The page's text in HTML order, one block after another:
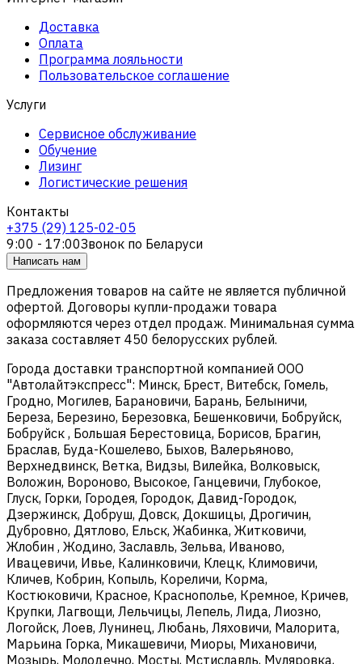
Доставка
Оплата
Программа лояльности
Пользовательское соглашение
Услуги
Сервисное обслуживание
Обучение
Лизинг
Логистические решения
Контакты
+375 (29) 125-02-05
9:00 - 17:00Звонок по Беларуси
Написать нам
Предложения товаров на сайте не является публичной
офертой. Договоры купли-продажи товара
оформляются через отдел продаж. Минимальная сумма
заказа составляет 450 белорусских рублей.
Города доставки транспортной компанией ООО
"Автолайтэкспресс": Минск, Брест, Витебск, Гомель,
Гродно, Могилев, Барановичи, Барань, Белыничи,
Береза, Березино, Березовка, Бешенковичи, Бобруйск,
Бобруйск , Большая Берестовица, Борисов, Брагин,
Браслав, Буда-Кошелево, Быхов, Валерьяново,
Верхнедвинск, Ветка, Видзы, Вилейка, Волковыск,
Воложин, Вороново, Высокое, Ганцевичи, Глубокое,
Глуск, Горки, Городея, Городок, Давид-Городок,
Дзержинск, Добруш, Довск, Докшицы, Дрогичин,
Дубровно, Дятлово, Ельск, Жабинка, Житковичи,
Жлобин , Жодино, Заславль, Зельва, Иваново,
Ивацевичи, Ивье, Калинковичи, Клецк, Климовичи,
Кличев, Кобрин, Копыль, Кореличи, Корма,
Костюковичи, Красное, Краснополье, Кремное, Кричев,
Крупки, Лагвощи, Лельчицы, Лепель, Лида, Лиозно,
Логойск, Лоев, Лунинец, Любань, Ляховичи, Малорита,
Марьина Горка, Микашевичи, Миоры, Михановичи,
Мозырь, Молодечно, Мосты, Мстиславль, Муляровка,